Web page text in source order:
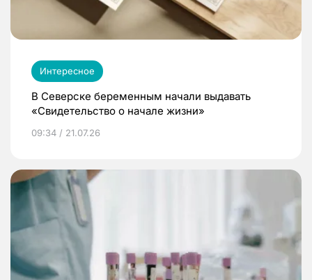
Интересное
В Северске беременным начали выдавать
«Свидетельство о начале жизни»
09:34 / 21.07.26